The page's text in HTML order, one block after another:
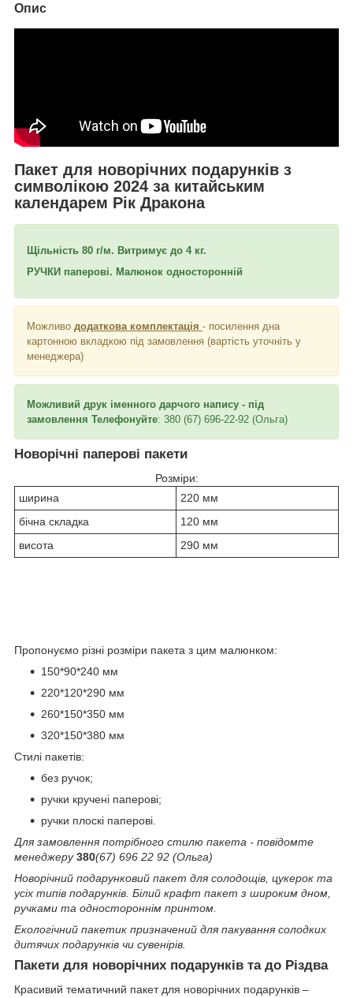
Опис
Пакет для новорічних подарунків з
символікою 2024 за китайським
календарем Рік Дракона
Щільність 80 г/м. Витримує до 4 кг.
РУЧКИ паперові. Малюнок односторонній
Можливо додаткова комплектація - посилення дна
картонною вкладкою під замовлення (вартість уточніть у
менеджера)
Можливий друк іменного дарчого напису - під
замовлення Телефонуйте: 380 (67) 696-22-92 (Ольга)
Новорічні паперові пакети
Розміри:
ширина
220 мм
бічна складка
120 мм
висота
290 мм
Пропонуємо різні розміри пакета з цим малюнком:
150*90*240 мм
220*120*290 мм
260*150*350 мм
320*150*380 мм
Стилі пакетів:
без ручок;
ручки кручені паперові;
ручки плоскі паперові.
Для замовлення потрібного стилю пакета - повідомте
менеджеру380(67) 696 22 92 (Ольга)
Новорічний подарунковий пакет для солодощів, цукерок та
усіх типів подарунків. Білий крафт пакет з широким дном,
ручками та одностороннім принтом.
Екологічний пакетик призначений для пакування солодких
дитячих подарунків чи сувенірів.
Пакети для новорічних подарунків та до Різдва
Красивий тематичний пакет для новорічних подарунків –